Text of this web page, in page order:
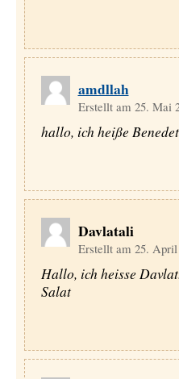
amdllah
Erstellt am 25. Mai
hallo, ich heiße
Davlatali
Erstellt am 25. April
Hallo, ich heisse
Salat